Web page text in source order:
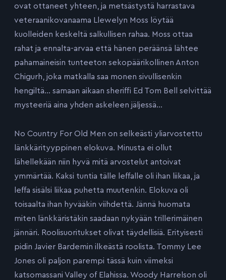
ovat ottaneet yhteen, ja metsästystä harrastava
veteraanikovanaama Llewelyn Moss löytää
kuolleiden keskeltä salkullisen rahaa. Moss ottaa
rahat ja ennalta-arvaa että hänen peräänsä lähtee
pahamaineisin tunteeton sekopäärikollinen Anton
Chigurh, joka matkalla saa monen sivullisenkin
hengiltä… samaan aikaan sheriffi Ed Tom Bell selvittää
mysteeriä aina yhden askeleen jäljessä…
No Country For Old Men on selkeästi yliarvostettu
länkkärityyppinen elokuva. Minusta ei ollut
lähellekään niin hyvä mitä arvostelut antoivat
ymmärtää. Kaksi tuntia tälle leffalle oli ihan liikaa, ja
leffa sisälsi liikaa puhetta muutenkin. Elokuva oli
toisaalta ihan hyvääkin viihdettä. Jännä huomata
miten länkkäristäkin saadaan nykyään trillerimäinen
jännäri. Roolisuoritukset olivat täydellisiä. Erityisesti
pidin Javier Bardemin ilkeästä roolista. Tommy Lee
Jones oli paljon parempi tässä kuin viimeksi
katsomassani Valley of Elahissa. Woody Harrelson oli